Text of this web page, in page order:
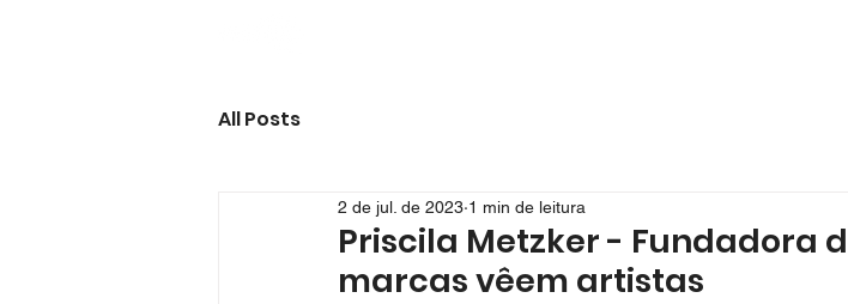
All Posts
Priscila Metzker - Fundadora
marcas vêem artistas
2 de jul. de 2023 1 min de leitura